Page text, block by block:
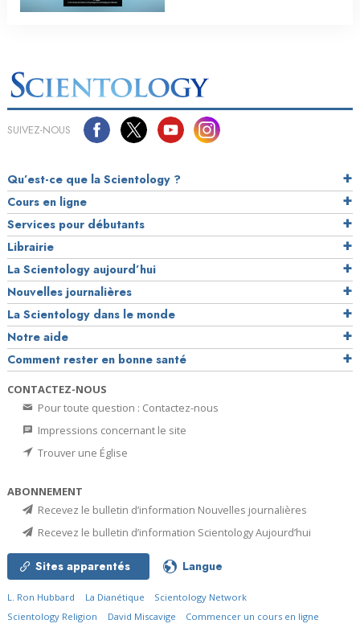
SUIVEZ-NOUS
Qu’est-ce que la Scientology ?
Cours en ligne
Services pour débutants
Librairie
La Scientology aujourd’hui
Nouvelles journalières
La Scientology dans le monde
Notre aide
Comment rester en bonne santé
CONTACTEZ-NOUS
Pour toute question : Contactez-nous
Impressions concernant le site
Trouver une Église
ABONNEMENT
Recevez le bulletin d’information Nouvelles journalières
Recevez le bulletin d’information Scientology Aujourd’hui
Sites apparentés Langue
L. Ron Hubbard La Dianétique
Scientology Network
Scientology Religion
David Miscavige
Commencer un cours en ligne